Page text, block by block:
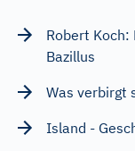
Robert Koch:
Bazillus
Was verbirgt
Island -